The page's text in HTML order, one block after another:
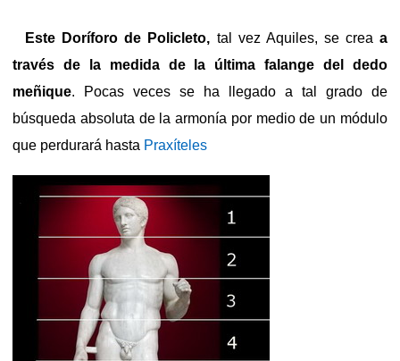
Este Doríforo de Policleto, tal vez Aquiles, se creaa
través de la medida de la última falange del dedo
meñique. Pocas veces se ha llegado a tal grado de
búsqueda absoluta de la armonía por medio de un módulo
que perdurará hasta Praxíteles